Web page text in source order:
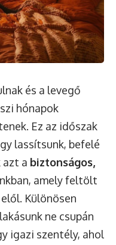
és a levegő
hónapok
Ez az időszak
lassítsunk, befelé
azt a biztonságos,
amely feltölt
Különösen
ne csupán
igazi szentély, ahol